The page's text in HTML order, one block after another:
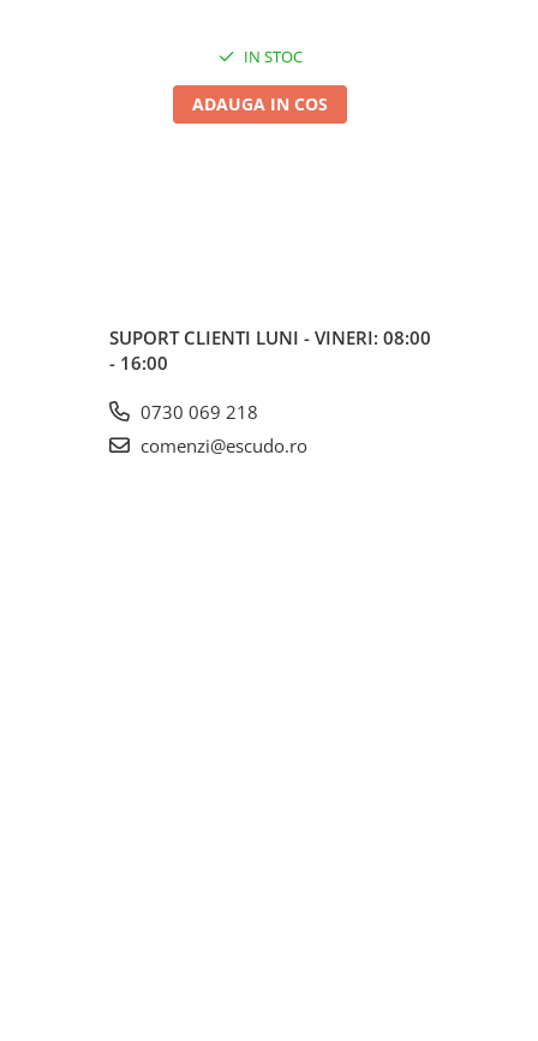
IN STOC
ADAUGA IN COS
SUPORT CLIENTI LUNI - VINERI: 08:00
- 16:00
0730 069 218
comenzi@escudo.ro